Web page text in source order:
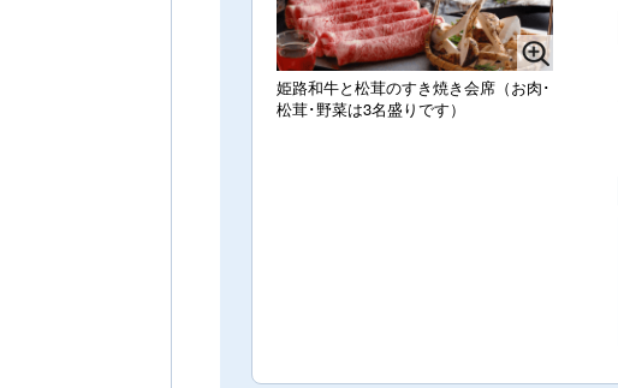
姫路和牛と松茸のすき焼き会席（お肉･
松茸･野菜は3名盛りです）